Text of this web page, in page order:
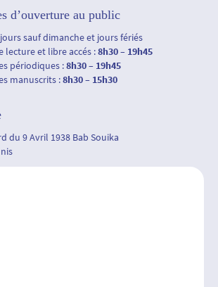
d’ouverture au public
sauf dimanche et jours fériés
lecture et libre accés :8h30 – 19h45
périodiques :8h30 – 19h45
manuscrits :8h30 – 15h30
du 9 Avril 1938 Bab Souika